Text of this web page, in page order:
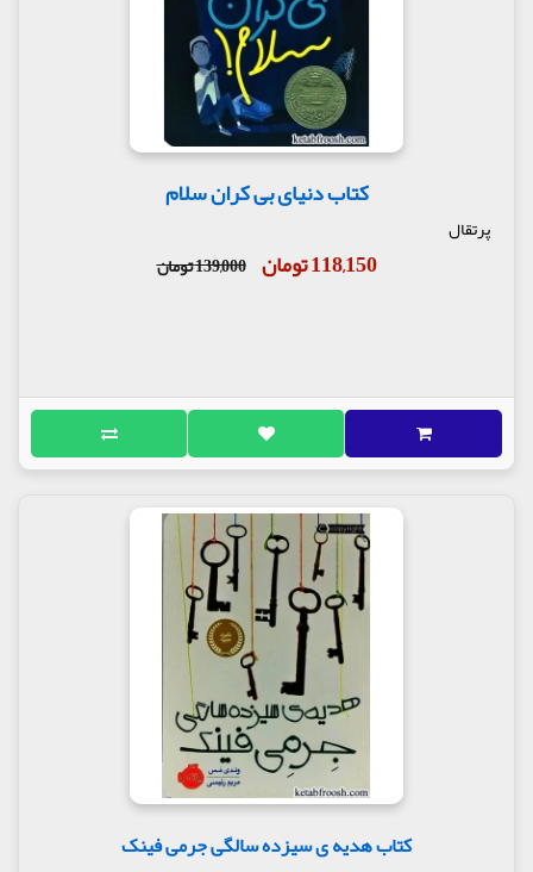
کتاب دنیای بی کران سلام
پرتقال
118,150 تومان 139,000 تومان
کتاب هدیه ی سیزده سالگی جرمی فینک